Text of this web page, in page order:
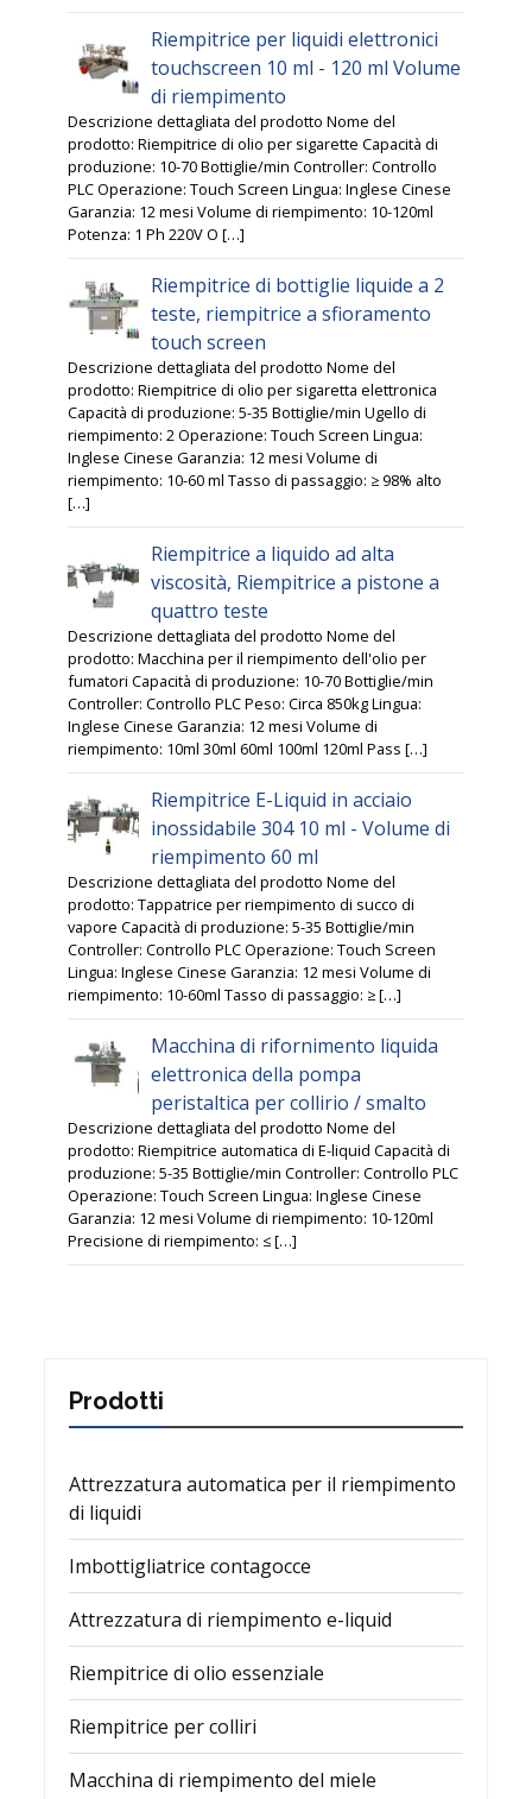
Riempitrice per liquidi elettronici
touchscreen 10 ml - 120 ml Volume
di riempimento
Descrizione dettagliata del prodotto Nome del
prodotto: Riempitrice di olio per sigarette Capacità di
produzione: 10-70 Bottiglie/min Controller: Controllo
PLC Operazione: Touch Screen Lingua: Inglese Cinese
Garanzia: 12 mesi Volume di riempimento: 10-120ml
Potenza: 1 Ph 220V O […]
Riempitrice di bottiglie liquide a 2
teste, riempitrice a sfioramento
touch screen
Descrizione dettagliata del prodotto Nome del
prodotto: Riempitrice di olio per sigaretta elettronica
Capacità di produzione: 5-35 Bottiglie/min Ugello di
riempimento: 2 Operazione: Touch Screen Lingua:
Inglese Cinese Garanzia: 12 mesi Volume di
riempimento: 10-60 ml Tasso di passaggio: ≥ 98% alto
[…]
Riempitrice a liquido ad alta
viscosità, Riempitrice a pistone a
quattro teste
Descrizione dettagliata del prodotto Nome del
prodotto: Macchina per il riempimento dell'olio per
fumatori Capacità di produzione: 10-70 Bottiglie/min
Controller: Controllo PLC Peso: Circa 850kg Lingua:
Inglese Cinese Garanzia: 12 mesi Volume di
riempimento: 10ml 30ml 60ml 100ml 120ml Pass […]
Riempitrice E-Liquid in acciaio
inossidabile 304 10 ml - Volume di
riempimento 60 ml
Descrizione dettagliata del prodotto Nome del
prodotto: Tappatrice per riempimento di succo di
vapore Capacità di produzione: 5-35 Bottiglie/min
Controller: Controllo PLC Operazione: Touch Screen
Lingua: Inglese Cinese Garanzia: 12 mesi Volume di
riempimento: 10-60ml Tasso di passaggio: ≥ […]
Macchina di rifornimento liquida
elettronica della pompa
peristaltica per collirio / smalto
Descrizione dettagliata del prodotto Nome del
prodotto: Riempitrice automatica di E-liquid Capacità di
produzione: 5-35 Bottiglie/min Controller: Controllo PLC
Operazione: Touch Screen Lingua: Inglese Cinese
Garanzia: 12 mesi Volume di riempimento: 10-120ml
Precisione di riempimento: ≤ […]
Prodotti
Attrezzatura automatica per il riempimento
di liquidi
Imbottigliatrice contagocce
Attrezzatura di riempimento e-liquid
Riempitrice di olio essenziale
Riempitrice per colliri
Macchina di riempimento del miele